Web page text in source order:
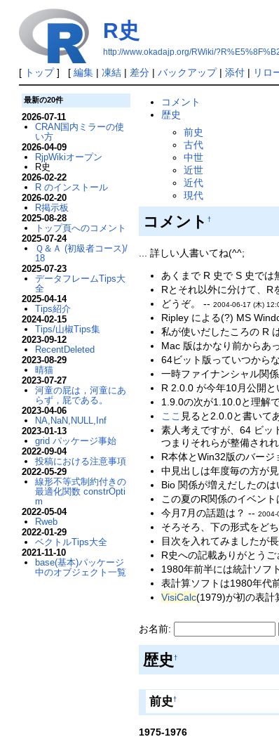
R史
http://www.okadajp.org/RWiki/
[ トップ] [ 編集| 凍結| 差分| バックアップ| 添付| リロ
コメント
歴史
前史
古代
中世
近世
近代
現代
コメント†
... 詳しい人書いてね(^^;
あくまで R 史で S 史では
Rとそれ以外に分けて、R
どうぞ。 -- 2004-06-17 (木)
Ripley による(?) MS
私が使いだしたころの R
Mac 版はかなり前からあ
64ビット版っていつから
一時ファイナンシャル関
R 2.0.0 が今年10月公開
1.9.0の次が1.10.0と理解
ここ 見ると2.0.0と書いて
素人考えですが、64 ビッ
つまりそれらが整備され
R本体とWin32版のバー
中見出しは年度毎の方が
Bio 関係が増えだしたの
この夏のR関係のイベント
今月7月の話題は？ -- 2004-
そろそろ、下の形式をど
目次を入れてみましたが
R史への記載ありがとう
1980年前半には統計ソフ
表計算ソフトは1980年代
VisiCalc(1979)が初の表計
お名前:
歴史†
前史 †
1975-1976
最新の20件
2026-07-11
CRAN国内ミラーの使
い方
2026-04-09
RjpWikiオープン
R史
2026-02-22
R のインストール
2026-02-20
R掲示板
2025-08-28
トップ頁へのコメント
2025-07-24
Ｑ＆Ａ (初級者コース)/
18
2025-07-23
データフレームTips大
全
2025-04-14
Tips紹介
2024-02-15
Tips/山椒Tips集
2023-09-12
RecentDeleted
2023-08-29
晴猫
2023-07-27
河童の屁は，河童にあ
らず，屁である。
2023-04-06
NA,NaN,NULL,Inf
2023-01-13
grid パッケージ事始
2022-09-04
投稿における注意事項
2022-05-29
線形不等式制約付きの
最適化関数 constrOpti
m
2022-05-04
Rweb
2022-01-29
ベクトルTips大全
2021-11-10
base(基本)パッケージ
中のオブジェクト一覧